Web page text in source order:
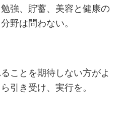
強、貯蓄、美容と健康の
野は問わない。
ことを期待しない方がよ
引き受け、実行を。